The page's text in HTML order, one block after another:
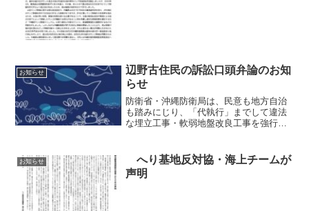
お知らせ
辺野古住民の訴訟口頭弁論のお知
らせ
防衛省・沖縄防衛局は、民意も地方自治
も踏みにじり、「代執行」までして違法
な埋立工事・軟弱地盤改良工事を強行し
い住民の訴訟は続いています！ あくま
でも「原告適格」を否定し...
お知らせ
へり基地反対協・海上チームが
声明